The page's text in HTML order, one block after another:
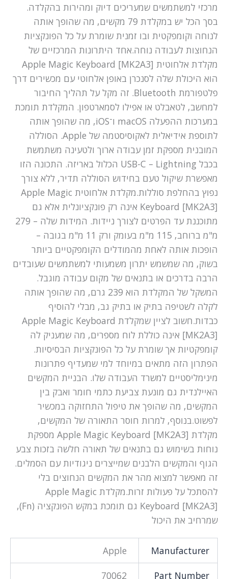
מרכזי למשתמשים שמעריכים דיוק ומהירות בהקלדה.
בסך הכל יש במקלדת 79 מקשים, מה שהופך אותה
לנוחה וקומפקטית ובו זמנית שומרת על כל הפונקציות
הנחוצות לעבודה נוחה.אחד היתרונות המרכזיים של
מקלדת אלחוטית Apple Magic Keyboard [MK2A3]
הוא היכולת שלה לסנכרן באופן אלחוטי עם מכשירים דרך
פלטפורמת Bluetooth. זה מקל על תהליך החיבור
למחשב, לטאבלט או אפילו לסמארטפון. המקלדת תומכת
במערכות ההפעלה macOS ו־iOS, מה שהופך אותה
לתוספת אידיאלית לאקוסיסטמה של Apple. הסוללה
המובנית מספקת זמן עבודה ארוך ולטעינה משתמשת
בכבל USB-C – Lightning הכלול באריזה. התכונה הזו
מאפשרת שיקול טעם בחידוש הסוללה תדיר, ללא צורך
נפוץ בהחלפת סוללות.מקלדת אלחוטית Apple Magic
Keyboard [MK2A3] אינה רק פונקציונלית אלא גם
מתוכננת עד הפרטים לצורך ניידות. המידות שלה – 279
מ"מ ברוחב, 115 מ"מ בעומק ורק 11 מ"מ בגובה –
הופכות אותה לאחת מהמודלים הקומפקטיים ביותר
בשוק, מה שמשמש יתרון משמעותי למשתמשים שעובדים
הרבה בדרכים או בתנאים של מקום עבודה מוגבל.
המשקל של המקלדת הוא 239 גרם, מה שהופך אותה
לקלה לשטיפה בתיק או בתיק גב, מבלי להוסיף
כבדות.חשוב לציין שמקלדת Apple Magic Keyboard
[MK2A3] אינה כוללת לוח מספרים, מה שמעניק לה
קומפקטיות אך שומרת על כל הפונקציות הבסיסיות.
הפתרון הזה מתאים במיוחד למי שמעדיף פתרונות
מינימליסטיים למשרד העבודה שלו. הבניית המקשים
האיילנדית גם מונעת צביעת כתמי חומר ואבק בין
המקשים, מה שהופך את טיפול התחזוקה במכשיר
לפשוט.בנוסף, למרות חוסר התאורה של המקשים,
מקלדת Apple Magic Keyboard [MK2A3] מספקת
נוחות בשימוש גם בתנאים של תאורה חלשה בזכות צבע
הגוף והמקשים הלבנים שמייצרים ניגודיות עם הסמלים.
זה מאפשר למצוא מהר את המקשים הנחוצים בלי
להסתכל על פעולות זרות.מקלדת Apple Magic
Keyboard [MK2A3] גם תומכת במקש הפונקציה (Fn),
שמרחיב את היכול
Manufacturer
Apple
Part Number
70062